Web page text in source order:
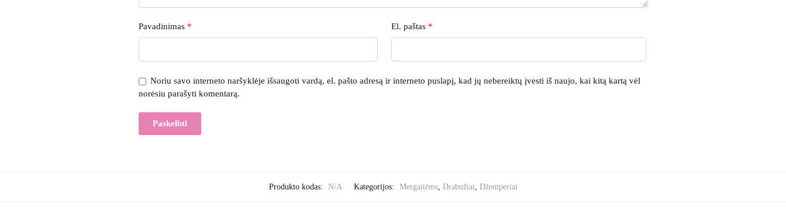
Pavadinimas * El. paštas *
Noriu savo interneto naršyklėje išsaugoti vardą, el. pašto adresą ir interneto puslapį, kad jų nebereiktų įvesti iš naujo, kai kitą kartą vėl
norėsiu parašyti komentarą.
Produkto kodas: N/A Kategorijos: Mergaitėms, Drabužiai Džemperiai